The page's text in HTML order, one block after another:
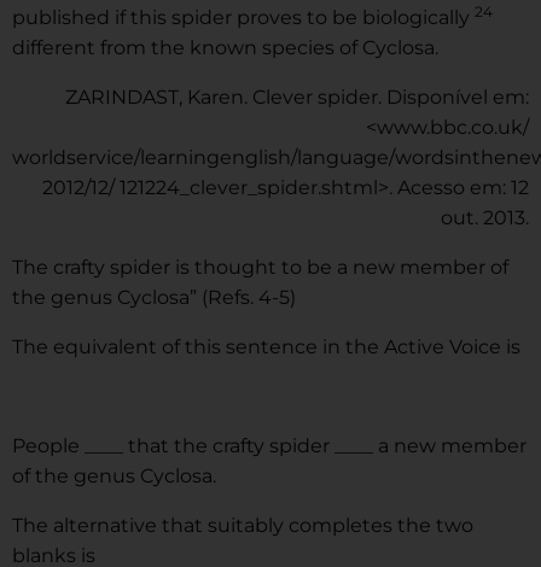
published if this spider proves to be biologically 24
different from the known species of Cyclosa.
ZARINDAST, Karen. Clever spider. Disponível em:
<www.bbc.co.uk/
worldservice/learningenglish/language/
2012/12/ 121224_clever_spider.shtml>. Acesso em: 12
out. 2013.
The crafty spider is thought to be a new member of
the genus Cyclosa” (Refs. 4-5)
The equivalent of this sentence in the Active Voice is
People ____ that the crafty spider ____ a new member
of the genus Cyclosa.
The alternative that suitably completes the two
blanks is